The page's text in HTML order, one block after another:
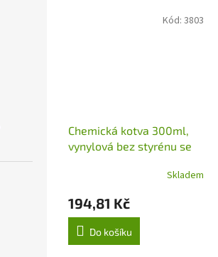
Chemická kotva 300ml,
vynylová bez styrénu se
Skladem
194,81 Kč
Do košíku
Kód: 3803